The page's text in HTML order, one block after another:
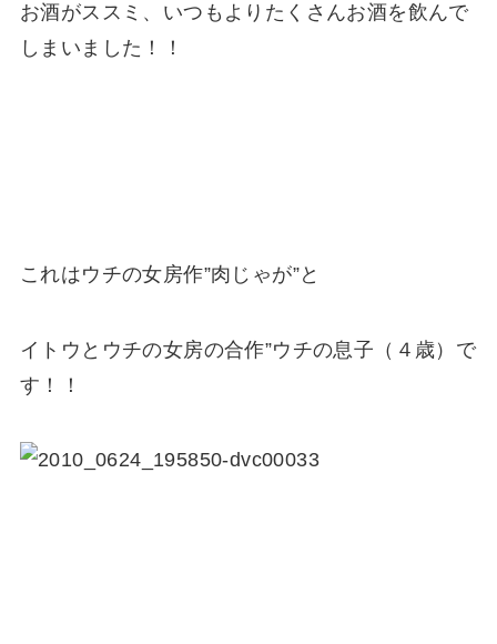
お酒がススミ、いつもよりたくさんお酒を飲んで
しまいました！！
これはウチの女房作”肉じゃが”と
イトウとウチの女房の合作”ウチの息子（４歳）で
す！！